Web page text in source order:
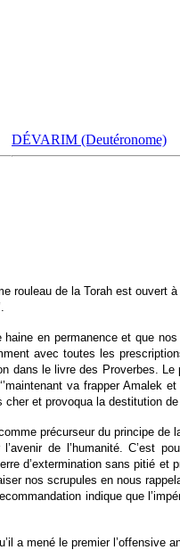
DÉVARIM (Deutéronome)
rouleau de la Torah est ouvert
en permanence et que
avec toutes les
dans le livre des Proverbes.
va frapper Amalek
et provoqua la destitution de
précurseur du principe
de l’humanité. C’est
d’extermination sans pitié et
nos scrupules en nous
indique que
a mené le premier l’offensive